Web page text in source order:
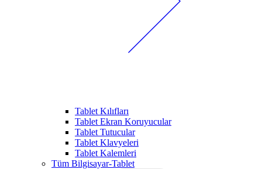
Tablet Kılıfları
Tablet Ekran Koruyucular
Tablet Tutucular
Tablet Klavyeleri
Tablet Kalemleri
Tüm Bilgisayar-Tablet